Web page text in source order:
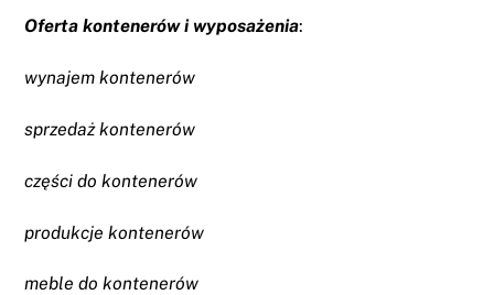
Oferta kontenerów i wyposażenia:
wynajem kontenerów
sprzedaż kontenerów
części do kontenerów
produkcje kontenerów
meble do kontenerów